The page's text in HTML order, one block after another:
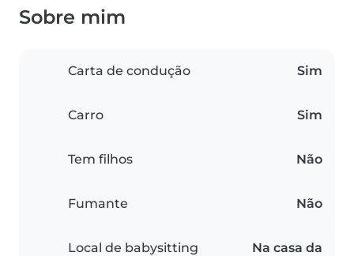
Sobre mim
Carta de condução Sim
Carro Sim
Tem filhos Não
Fumante Não
Local de babysitting
Na casa da